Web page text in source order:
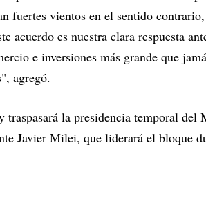
fuertes vientos en el sentido
acuerdo es nuestra clara respuesta
e inversiones más grande que
agregó.
traspasará la presidencia temporal del
Javier Milei, que liderará el bloque